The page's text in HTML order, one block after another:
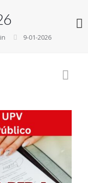
9-01-2026